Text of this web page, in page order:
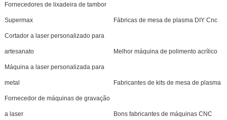
Fornecedores de lixadeira de tambor
Supermax Fábricas de mesa de plasma DIY Cnc
Cortador a laser personalizado para
artesanato Melhor máquina de polimento acrílico
Máquina a laser personalizada para
metal Fabricantes de kits de mesa de plasma
Fornecedor de máquinas de gravação
a laser Bons fabricantes de máquinas CNC